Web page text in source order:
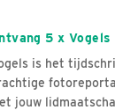
5 x
is het
jouw